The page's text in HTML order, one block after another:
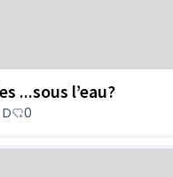
...sous l’eau?
0